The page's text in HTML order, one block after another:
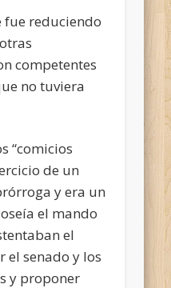
fue reduciendo
competentes
no tuviera
“comicios
de un
y era un
el mando
el
el senado y los
y proponer